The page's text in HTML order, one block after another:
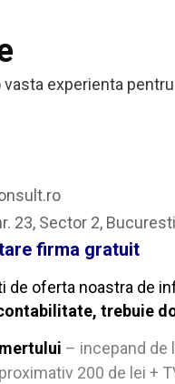
experienta
23, Sector 2, Bucuresti
firma gratuit
de oferta noastra de
trebuie
– incepand de
200 de lei +